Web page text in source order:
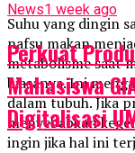
Suhu yang dingin
nafsu makan
metabolisme saat
biasanya. Ini
dalam tubuh. Jika
menyebabkan
ingin jika hal ini
News1 week ago
Perkuat
Mahasiswa
Digitalisasi